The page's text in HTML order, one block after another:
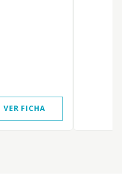
VER FICHA